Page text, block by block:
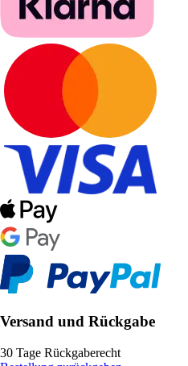
Versand und Rückgabe
30 Tage Rückgaberecht